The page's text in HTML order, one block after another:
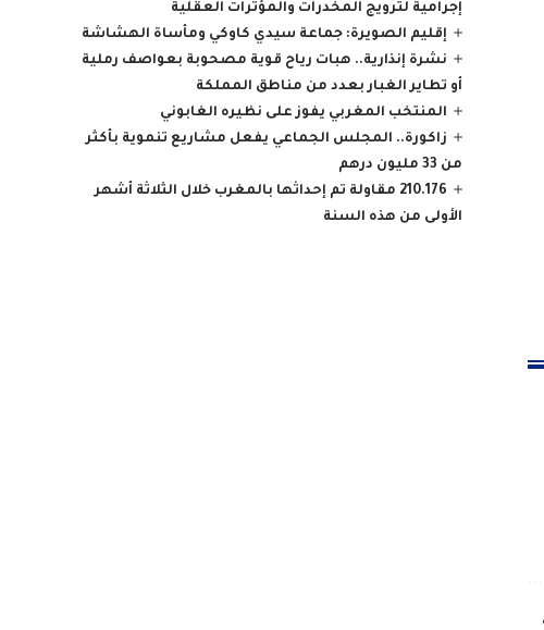
إجرامية لترويج المخدرات والمؤثرات العقلية
إقليم الصويرة: جماعة سيدي كاوكي ومأساة الهشاشة
نشرة إنذارية.. هبات رياح قوية مصحوبة بعواصف رملية
أو تطاير الغبار بعدد من مناطق المملكة
المنتخب المغربي يفوز على نظيره الغابوني
زاكورة.. المجلس الجماعي يفعل مشاريع تنموية بأكثر
من 33 مليون درهم
210.176 مقاولة تم إحداثها بالمغرب خلال الثلاثة أشهر
الأولى من هذه السنة